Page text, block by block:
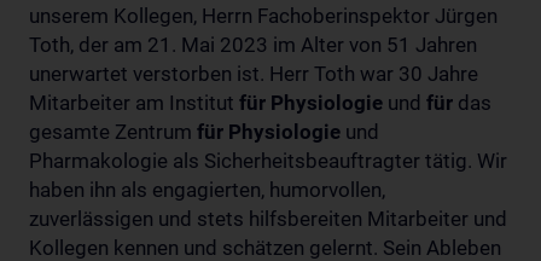
unserem Kollegen, Herrn Fachoberinspektor Jürgen
Toth, der am 21. Mai 2023 im Alter von 51 Jahren
unerwartet verstorben ist. Herr Toth war 30 Jahre
Mitarbeiter am Institut für Physiologie und für das
gesamte Zentrum für Physiologie und
Pharmakologie als Sicherheitsbeauftragter tätig. Wir
haben ihn als engagierten, humorvollen,
zuverlässigen und stets hilfsbereiten Mitarbeiter und
Kollegen kennen und schätzen gelernt. Sein Ableben